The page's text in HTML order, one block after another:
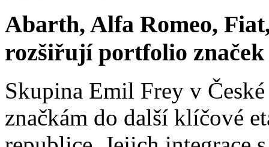
Abarth, Alfa Romeo,
rozšiřují portfolio
Skupina Emil Frey v
značkám do další klíčové